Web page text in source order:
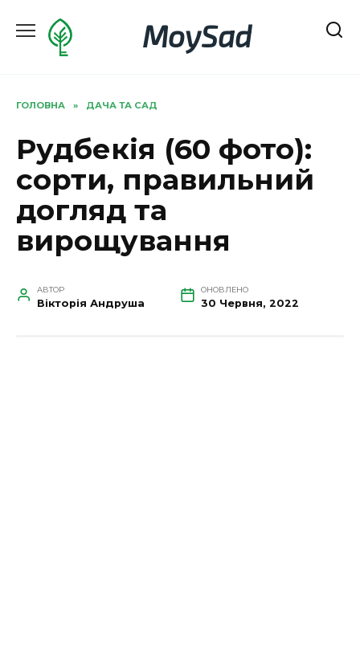
до
MoySad
ГОЛОВНА » ДАЧА ТА САД
Рудбекія (60 фото):
сорти, правильний
догляд та
вирощування
АВТОР
Вікторія Андруша
ОНОВЛЕНО
30 Червня, 2022